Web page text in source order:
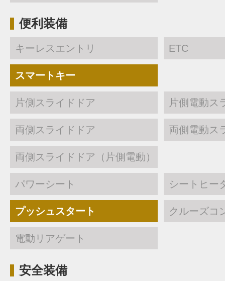
便利装備
キーレスエントリ ETC
スマートキー
片側スライドドア 片側電動ス
両側スライドドア 両側電動ス
両側スライドドア（片側電動）
パワーシート シートヒー
プッシュスタート クルーズコ
電動リアゲート
安全装備